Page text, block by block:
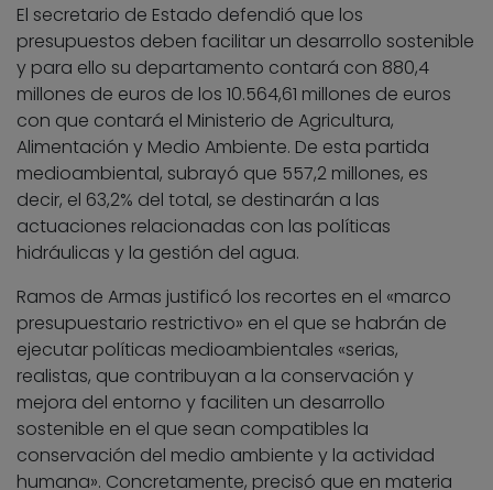
El secretario de Estado defendió que los
presupuestos deben facilitar un desarrollo sostenible
y para ello su departamento contará con 880,4
millones de euros de los 10.564,61 millones de euros
con que contará el Ministerio de Agricultura,
Alimentación y Medio Ambiente. De esta partida
medioambiental, subrayó que 557,2 millones, es
decir, el 63,2% del total, se destinarán a las
actuaciones relacionadas con las políticas
hidráulicas y la gestión del agua.
Ramos de Armas justificó los recortes en el «marco
presupuestario restrictivo» en el que se habrán de
ejecutar políticas medioambientales «serias,
realistas, que contribuyan a la conservación y
mejora del entorno y faciliten un desarrollo
sostenible en el que sean compatibles la
conservación del medio ambiente y la actividad
humana». Concretamente, precisó que en materia